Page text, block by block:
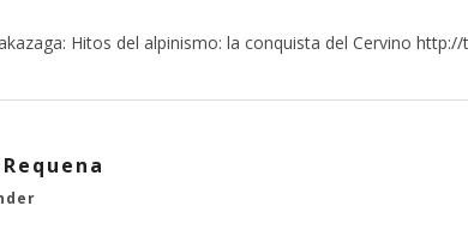
Hitos del alpinismo: la conquista del Cervino http://